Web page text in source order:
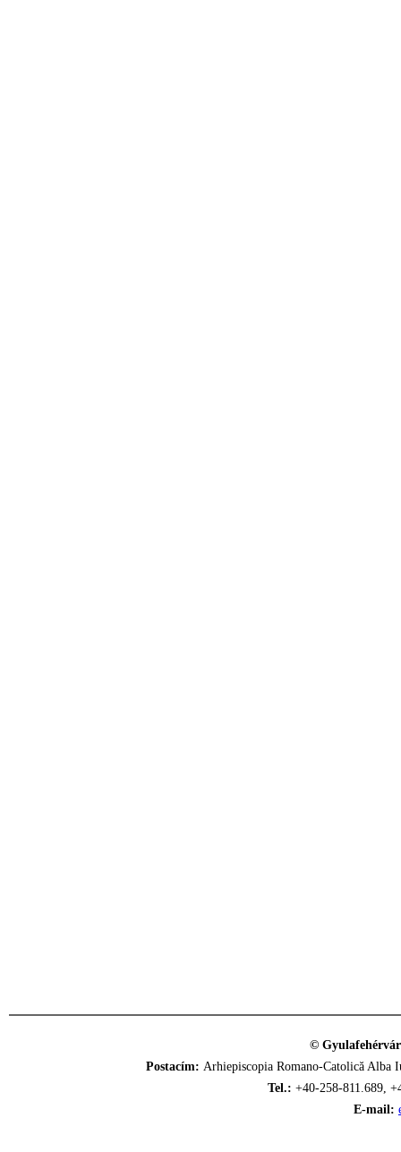
©
Postacím: Arhiepiscopia Romano-Catolică
Tel.: +40-258-811.689,
E-mail: